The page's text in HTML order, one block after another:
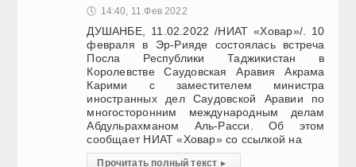
🕔 14:40, 11.Фев 2022
ДУШАНБЕ, 11.02.2022 /НИАТ «Ховар»/. 10
февраля в Эр-Рияде состоялась встреча
Посла Республики Таджикистан в
Королевстве Саудовская Аравия Акрама
Карими с заместителем министра
иностранных дел Саудовской Аравии по
многосторонним международным делам
Абдульрахманом Аль-Расси. Об этом
сообщает НИАТ «Ховар» со ссылкой на
Прочитать полный текст ▸